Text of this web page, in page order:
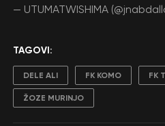
— UTUMATWISHIMA
TAGOVI:
DELE ALI FK KOMO FK
ŽOZE MURINJO